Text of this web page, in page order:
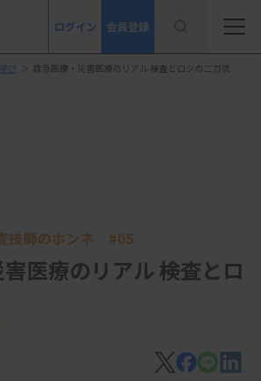
ログイン 会員登録
び ＞ 救急医療・災害医療のリアル ――検査とロジの二刀流
技師のホンネ #05
医療のリアル ――検査とロ